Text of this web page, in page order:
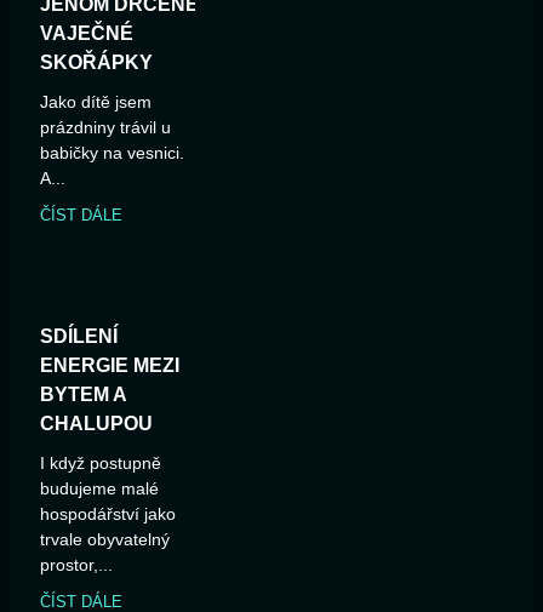
VAJEČNÉ
SKOŘÁPKY
Jako dítě jsem
prázdniny trávil u
babičky na vesnici.
A...
ČÍST DÁLE
SDÍLENÍ
ENERGIE MEZI
BYTEM A
CHALUPOU
I když postupně
budujeme malé
hospodářství jako
trvale obyvatelný
prostor,...
ČÍST DÁLE